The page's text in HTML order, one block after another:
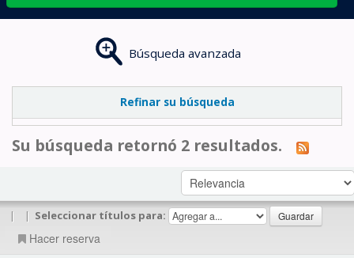
Búsqueda avanzada
Refinar su búsqueda
Su búsqueda retornó 2 resultados.
| | Seleccionar títulos para:
Hacer reserva